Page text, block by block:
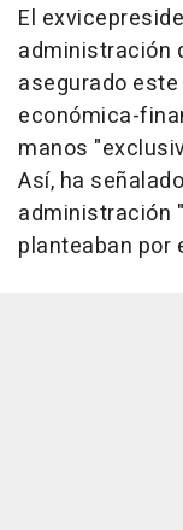
El
administración
asegurado
económica-
manos
Así, ha
administración
planteaban por